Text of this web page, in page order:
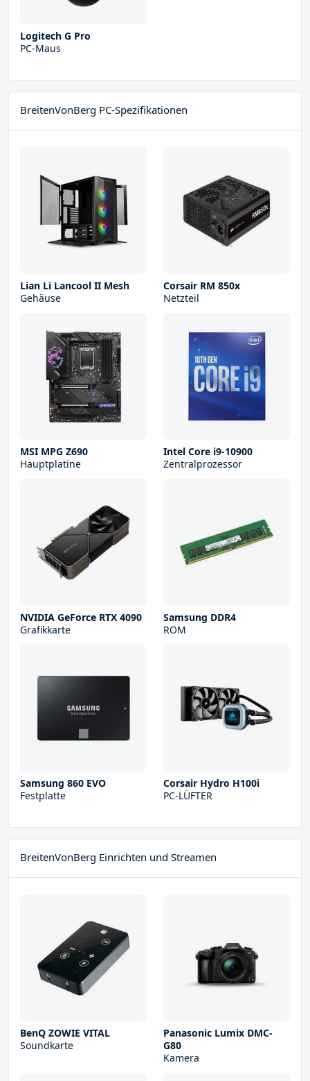
Logitech G Pro
PC-Maus
BreitenVonBerg PC-Spezifikationen
Lian Li Lancool II Mesh
Gehäuse
Corsair RM 850x
Netzteil
MSI MPG Z690
Hauptplatine
Intel Core i9-10900
Zentralprozessor
NVIDIA GeForce RTX 4090
Grafikkarte
Samsung DDR4
ROM
Samsung 860 EVO
Festplatte
Corsair Hydro H100i
PC-LÜFTER
BreitenVonBerg Einrichten und Streamen
BenQ ZOWIE VITAL
Soundkarte
Panasonic Lumix DMC-
G80
Kamera